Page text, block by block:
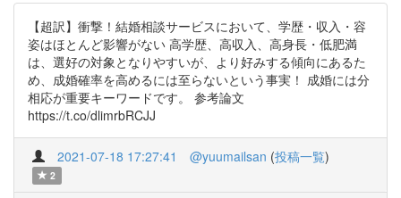
【超訳】衝撃！結婚相談サービスにおいて、学歴・収入・容
姿はほとんど影響がない 高学歴、高収入、高身長・低肥満
は、選好の対象となりやすいが、より好みする傾向にあるた
め、成婚確率を高めるには至らないという事実！ 成婚には分
相応が重要キーワードです。 参考論文
https://t.co/dlimrbRCJJ
2021-07-18 17:27:41 @yuumailsan (投稿一覧)
2